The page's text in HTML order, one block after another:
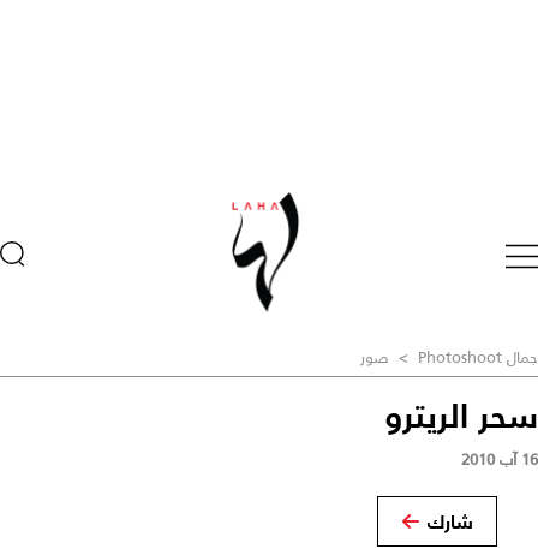
جمال Photoshoot > صور
سحر الريترو
16 آب 2010
شارك